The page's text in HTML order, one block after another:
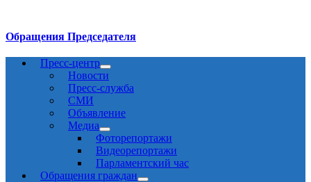
Обращения Председателя
Пресс-центр
Новости
Пресс-служба
СМИ
Объявление
Медиа
Фоторепортажи
Видеорепортажи
Парламентский час
Обращения граждан